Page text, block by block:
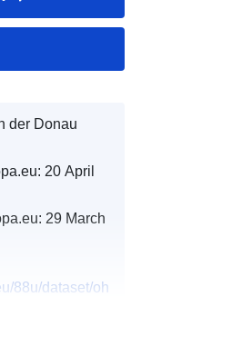
der Donau
20 April
29 March
88u/dataset/oh